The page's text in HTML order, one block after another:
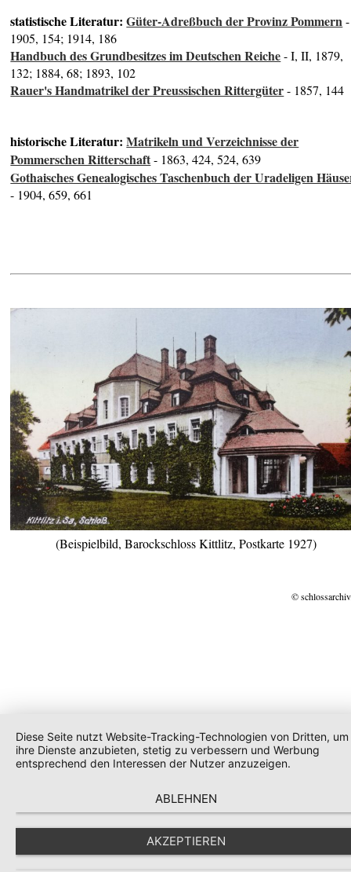
statistische Literatur:Güter-Adreßbuch der Provinz Pommern-
1905, 154; 1914, 186
Handbuch des Grundbesitzes im Deutschen Reiche- I, II, 1879,
132; 1884, 68; 1893, 102
Rauer's Handmatrikel der Preussischen Rittergüter- 1857, 144
historische Literatur:Matrikeln und Verzeichnisse der
Pommerschen Ritterschaft- 1863, 424, 524, 639
Gothaisches Genealogisches Taschenbuch der Uradeligen
- 1904, 659, 661
(Beispielbild, Barockschloss Kittlitz, Postkarte 1927)
©
Diese Seite nutzt Website-Tracking-Technologien von Dritten, um
ihre Dienste anzubieten, stetig zu verbessern und Werbung
entsprechend den Interessen der Nutzer anzuzeigen.
ABLEHNEN
AKZEPTIEREN